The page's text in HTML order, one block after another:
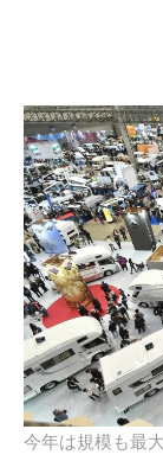
今年は規模も最